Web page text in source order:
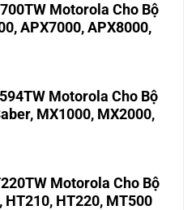
Motorola Cho Bộ
APX7000, APX8000,
Motorola Cho Bộ
MX1000, MX2000,
Motorola Cho Bộ
HT220, MT500